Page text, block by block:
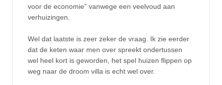
voor de economie” vanwege een veelvoud aan
verhuizingen.
Wel dat laatste is zeer zeker de vraag. Ik zie eerder
dat de keten waar men over spreekt ondertussen
wel heel kort is geworden, het spel huizen flippen op
weg naar de droom villa is echt wel over.